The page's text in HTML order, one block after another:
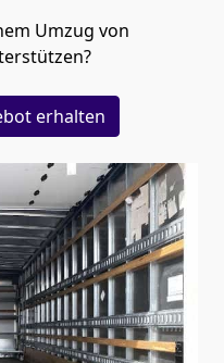
Umzug von
erhalten